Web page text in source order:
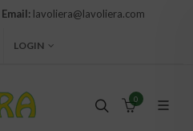
Email: lavoliera@lavoliera.com
LOGIN
0